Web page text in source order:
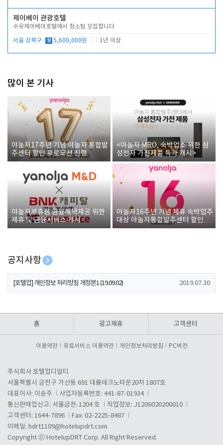
제이베이 관광호텔
수유제이베이호텔에서 청소팀 모집합니다
서울 강북구 월 5,600,000원 1년 이상
많이 본 기사
야놀자17주년 기념 야놀자 통합발
주센터 할인 프로모션 진행
<야놀자 MRO, 숙박업소 위한 삼
성전자 가전제품 특가 개시>
야놀자제휴점 금융혜택제공 위한
제휴 및 금융서비스 게시
야놀자16주년 기념 제휴 숙박업주
대상 야놀자통합발주센터 할인쿠
폰 증정
공지사항
[호텔업] 개인정보 처리방침 개정본2 (19.09.02)
[호텔업] 개인정보 처리방침 개정본1 (19.09.02) 2019.07.30
홈 광고제휴 고객센터
이용약관 유료서비스 이용약관 개인정보처리방침 PC버전
주식회사 호텔업디알티
서울특별시 금천구 가산동 691 대륭테크노타운20차 1807호
대표이사: 이송주
사업자등록번호: 441-87-01934
통신판매업신고: 서울금천-1204 호
직업정보: J1206020200010
고객센터: 1644-7896
Fax: 02-2225-8487
이메일: hdrt1109@hotelupdrt.com
Copyright ⓒ HotelupDRT Corp. All Right Reserved.